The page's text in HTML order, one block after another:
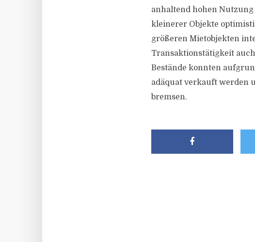
anhaltend hohen
kleinerer Objekte
größeren Mietobjekten
Transaktionstätigkeit
Bestände konnten
adäquat verkauft werden
bremsen.